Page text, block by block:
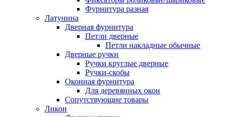
Фурнитура разная
Латунина
Дверная фурнитура
Петли дверные
Петли накладные обычные
Дверные ручки
Ручки круглые дверные
Ручки-скобы
Оконная фурнитура
Для деревянных окон
Сопутствующие товары
Ликон